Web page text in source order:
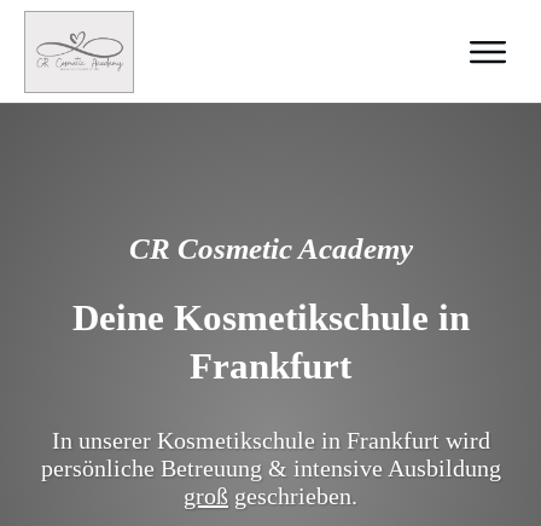
CR Cosmetic Academy
Deine Kosmetikschule in
Frankfurt
In unserer Kosmetikschule in Frankfurt wird
persönliche Betreuung & intensive Ausbildung
groß geschrieben.